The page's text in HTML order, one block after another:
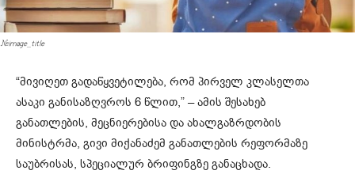
#image_title
“მივიღეთ გადაწყვეტილება, რომ პირველ კლასელთა
ასაკი განისაზღვროს 6 წლით,” – ამის შესახებ
განათლების, მეცნიერებისა და ახალგაზრდობის
მინისტრმა, გივი მიქანაძემ განათლების რეფორმაზე
საუბრისას, სპეციალურ ბრიფინგზე განაცხადა.